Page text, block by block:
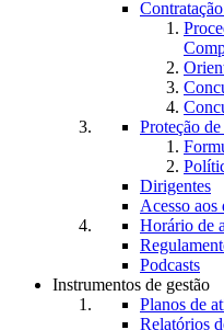
Proteção
Dirigentes
Acesso
Horário de
Podcasts
Instrumentos de gestão
Planos de
Relatórios